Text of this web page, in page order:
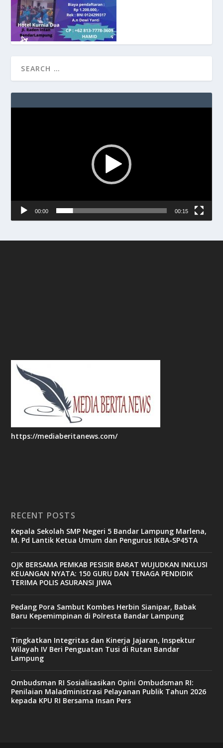
00:00 00:15
https://mediaberitanews.com/
RECENT POSTS
Kepala Sekolah SMP Negeri 5 Bandar Lampung Marlena,
M. Pd Lantik Ketua Umum dan Pengurus IKBA-SP45TA
OJK BERSAMA PEMKAB PESISIR BARAT WUJUDKAN INKLUSI
KEUANGAN NYATA: 150 GURU DAN TENAGA PENDIDIK
TERIMA POLIS ASURANSI JIWA
Pedang Pora Sambut Kombes Herbin Sianipar, Babak
Baru Kepemimpinan di Polresta Bandar Lampung
Tingkatkan Integritas dan Kinerja Jajaran, Inspektur
Wilayah IV Beri Penguatan Tusi di Rutan Bandar
Lampung
Ombudsman RI Sosialisasikan Opini Ombudsman RI:
Penilaian Maladministrasi Pelayanan Publik Tahun 2026
kepada KPU RI Bersama Insan Pers